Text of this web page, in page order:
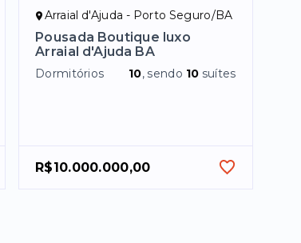
Arraial d'Ajuda - Porto Seguro/BA
Pousada Boutique luxo
Arraial d'Ajuda BA
Dormitórios 10, sendo 10 suítes
R$10.000.000,00